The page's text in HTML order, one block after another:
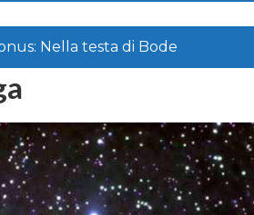
Nella testa di Bode